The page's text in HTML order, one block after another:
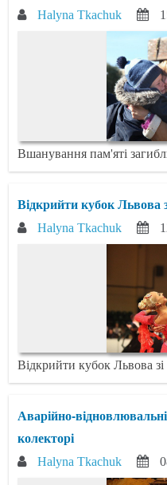
Halyna Tkachuk
Вшанування пам'яті
Відкрийти кубок Львова
Halyna Tkachuk
Відкрийти кубок Львова
Аварійно-
колекторі
Halyna Tkachuk